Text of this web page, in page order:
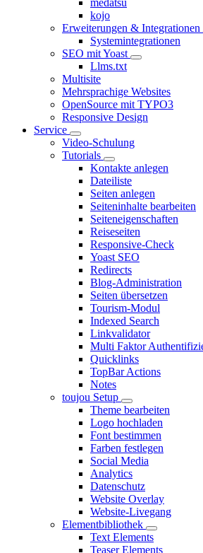
kojo
Erweiterungen & Integrationen
Systemintegrationen
SEO mit Yoast
Llms.txt
Multisite
Mehrsprachige Websites
OpenSource mit TYPO3
Responsive Design
Service
Video-Schulung
Tutorials
Kontakte anlegen
Dateiliste
Seiten anlegen
Seiteninhalte bearbeiten
Seiteneigenschaften
Reiseseiten
Responsive-Check
Yoast SEO
Redirects
Blog-Administration
Seiten übersetzen
Tourism-Modul
Indexed Search
Linkvalidator
Multi Faktor
Quicklinks
TopBar Actions
Notes
toujou Setup
Theme bearbeiten
Logo hochladen
Font bestimmen
Farben festlegen
Social Media
Analytics
Datenschutz
Website Overlay
Website-Livegang
Elementbibliothek
Text Elements
Teaser Elements